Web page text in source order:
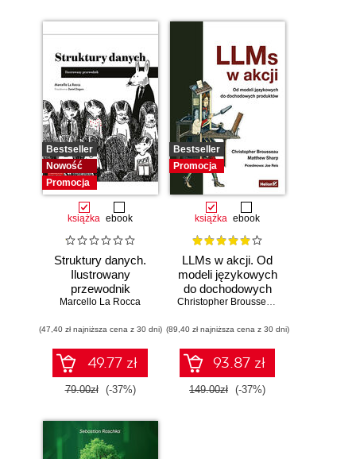
Bestseller
Nowość
Promocja
książka ebook
Struktury danych.
Ilustrowany
przewodnik
Marcello La Rocca
(47,40 zł najniższa cena z 30 dni)
49.77 zł
79.00zł (-37%)
Bestseller
Promocja
książka ebook
LLMs w akcji. Od
modeli językowych
do dochodowych
produktów
Christopher Brousseau
(89,40 zł najniższa cena z 30 dni)
93.87 zł
149.00zł (-37%)